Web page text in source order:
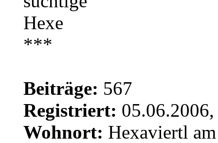
Beiträge: 567
Registriert:
Wohnort: Hexaviertl